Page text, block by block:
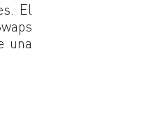
El
una